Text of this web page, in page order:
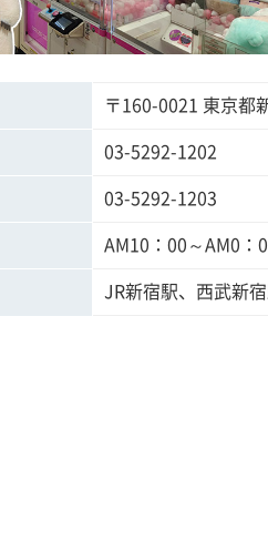
〒160-0021 東京都
03-5292-1202
03-5292-1203
AM10：00～AM0：
JR新宿駅、西武新